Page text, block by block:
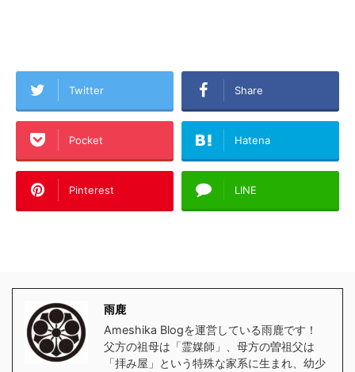
Twitter Share
Pocket Hatena
Pinterest LINE
雨鹿
Ameshika Blogを運営している雨鹿です！
父方の祖母は「霊媒師」、母方の曽祖父は
「拝み屋」という特殊な家系に生まれ、幼少